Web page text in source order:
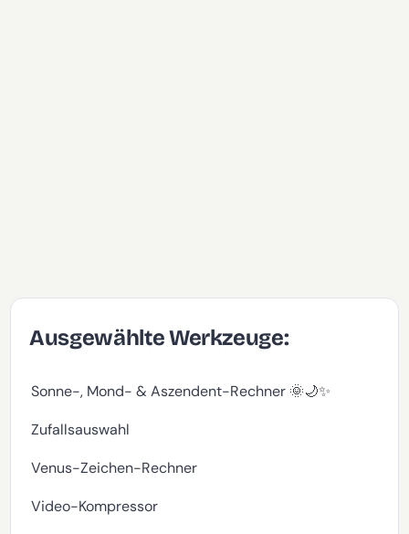
Ausgewählte Werkzeuge:
Sonne-, Mond- & Aszendent-Rechner 🌞🌙✨
Zufallsauswahl
Venus-Zeichen-Rechner
Video-Kompressor